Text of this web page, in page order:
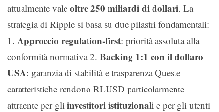
attualmente vale oltre 250 miliardi di dollari. La
strategia di Ripple si basa su due pilastri fondamentali:
1. Approccio regulation-first: priorità assoluta alla
conformità normativa 2. Backing 1:1 con il dollaro
USA: garanzia di stabilità e trasparenza Queste
caratteristiche rendono RLUSD particolarmente
attraente per gli investitori istituzionali e per gli utenti